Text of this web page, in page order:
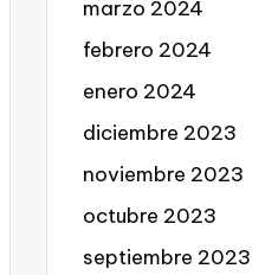
marzo 2024
febrero 2024
enero 2024
diciembre 2023
noviembre 2023
octubre 2023
septiembre 2023